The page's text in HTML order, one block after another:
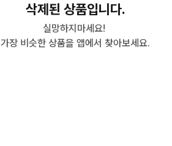
삭제된 상품입니다.
실망하지마세요!
가장 비슷한 상품을 앱에서 찾아보세요.